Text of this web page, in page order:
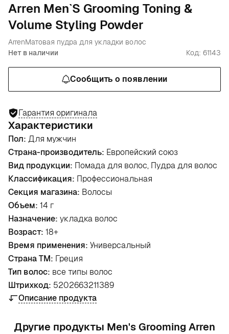
Arren Men`S Grooming Toning &
Volume Styling Powder
ArrenМатовая пудра для укладки волос
Нет в наличии
Код: 61143
Сообщить о появлении
Гарантия оригинала
Характеристики
Пол: Для мужчин
Страна-производитель: Европейский союз
Вид продукции: Помада для волос, Пудра для волос
Классификация: Профессиональная
Секция магазина: Волосы
Объем: 14 г
Назначение: укладка волос
Возраст: 18+
Время применения: Универсальный
Страна ТМ: Греция
Тип волос: все типы волос
Штрихкод: 5202663211389
Описание продукта
Другие продукты Men's Grooming Arren